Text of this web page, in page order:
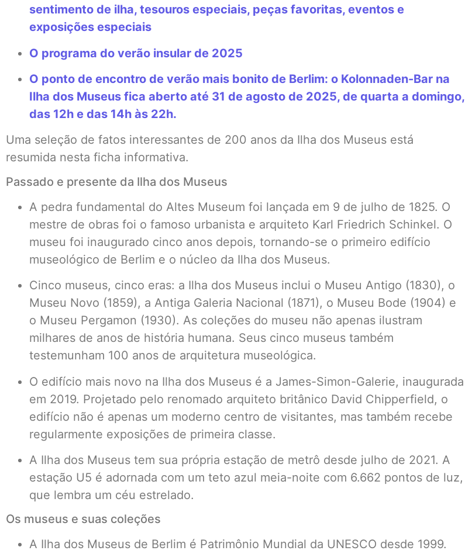
sentimento de ilha, tesouros especiais, peças favoritas, eventos e
exposições especiais
O programa do verão insular de 2025
O ponto de encontro de verão mais bonito de Berlim: o Kolonnaden-Bar na
Ilha dos Museus fica aberto até 31 de agosto de 2025, de quarta a domingo,
das 12h e das 14h às 22h.
Uma seleção de fatos interessantes de 200 anos da Ilha dos Museus está
resumida nesta ficha informativa.
Passado e presente da Ilha dos Museus
A pedra fundamental do Altes Museum foi lançada em 9 de julho de 1825. O
mestre de obras foi o famoso urbanista e arquiteto Karl Friedrich Schinkel. O
museu foi inaugurado cinco anos depois, tornando-se o primeiro edifício
museológico de Berlim e o núcleo da Ilha dos Museus.
Cinco museus, cinco eras: a Ilha dos Museus inclui o Museu Antigo (1830), o
Museu Novo (1859), a Antiga Galeria Nacional (1871), o Museu Bode (1904) e
o Museu Pergamon (1930). As coleções do museu não apenas ilustram
milhares de anos de história humana. Seus cinco museus também
testemunham 100 anos de arquitetura museológica.
O edifício mais novo na Ilha dos Museus é a James-Simon-Galerie, inaugurada
em 2019. Projetado pelo renomado arquiteto britânico David Chipperfield, o
edifício não é apenas um moderno centro de visitantes, mas também recebe
regularmente exposições de primeira classe.
A Ilha dos Museus tem sua própria estação de metrô desde julho de 2021. A
estação U5 é adornada com um teto azul meia-noite com 6.662 pontos de luz,
que lembra um céu estrelado.
Os museus e suas coleções
A Ilha dos Museus de Berlim é Patrimônio Mundial da UNESCO desde 1999.